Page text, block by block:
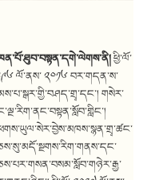
ཕྱི་ལོ་
ལོ་ནས་ ༢༠༡༦ བར་གདན་ས་
གསེར་